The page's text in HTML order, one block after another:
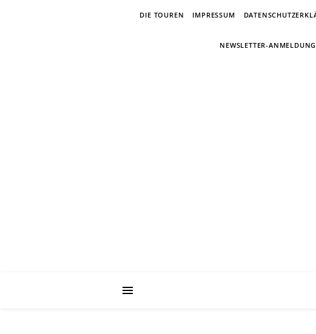
DIE TOUREN IMPRESSUM
NEWSLETTER-ANMELDUNG